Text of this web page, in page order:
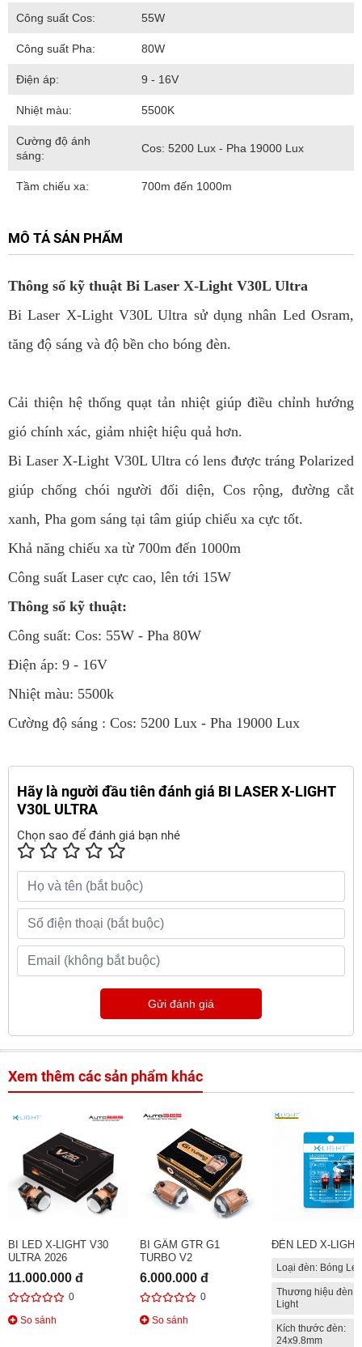
Công suất Cos: 55W
Công suất Pha: 80W
Điện áp: 9 - 16V
Nhiệt màu: 5500K
Cường độ ánh
sáng:
Cos: 5200 Lux - Pha 19000 Lux
Tầm chiếu xa: 700m đến 1000m
MÔ TẢ SẢN PHẨM
Thông số kỹ thuật Bi Laser X-Light V30L Ultra
Bi Laser X-Light V30L Ultra sử dụng nhân Led Osram,
tăng độ sáng và độ bền cho bóng đèn.
Cải thiện hệ thống quạt tản nhiệt giúp điều chỉnh hướng
gió chính xác, giảm nhiệt hiệu quả hơn.
Bi Laser X-Light V30L Ultra có lens được tráng Polarized
giúp chống chói người đối diện, Cos rộng, đường cắt
xanh, Pha gom sáng tại tâm giúp chiếu xa cực tốt.
Khả năng chiếu xa từ 700m đến 1000m
Công suất Laser cực cao, lên tới 15W
Thông số kỹ thuật:
Công suất: Cos: 55W - Pha 80W
Điện áp: 9 - 16V
Nhiệt màu: 5500k
Cường độ sáng : Cos: 5200 Lux - Pha 19000 Lux
Hãy là người đầu tiên đánh giá BI LASER X-LIGHT
V30L ULTRA
Chọn sao để đánh giá bạn nhé
Gửi đánh giá
Xem thêm các sản phẩm khác
BI LED X-LIGHT V30
ULTRA 2026
11.000.000 đ
0
So sánh
BI GẦM GTR G1
TURBO V2
6.000.000 đ
0
So sánh
ĐÈN LED X-
Loại đèn: Bóng Led
Thương hiệu đèn:
Light
Kích thước đèn:
24x9.8mm